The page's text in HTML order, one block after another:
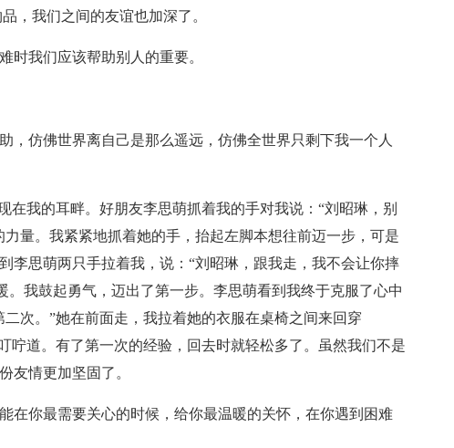
，我们之间的友谊也加深了。
时我们应该帮助别人的重要。
，仿佛世界离自己是那么遥远，仿佛全世界只剩下我一个人
在我的耳畔。好朋友李思萌抓着我的手对我说：“刘昭琳，别
量。我紧紧地抓着她的手，抬起左脚本想往前迈一步，可是
李思萌两只手拉着我，说：“刘昭琳，跟我走，我不会让你摔
。我鼓起勇气，迈出了第一步。李思萌看到我终于克服了心中
次。”她在前面走，我拉着她的衣服在桌椅之间来回穿
咛道。有了第一次的经验，回去时就轻松多了。虽然我们不是
友情更加坚固了。
在你最需要关心的时候，给你最温暖的关怀，在你遇到困难